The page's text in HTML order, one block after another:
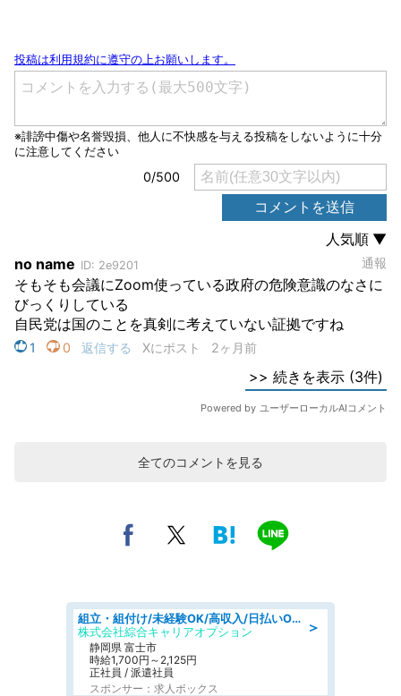
全てのコメントを見る
＞
組立・組付け/未経験OK/高収入/日払いOK/交替制/20・30・40代活躍中
株式会社綜合キャリアオプション
静岡県 富士市
時給1,700円～2,125円
正社員 / 派遣社員
スポンサー：求人ボックス